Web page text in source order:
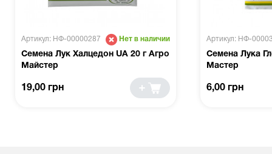
Артикул: НФ-00000287 Нет в наличии
Семена Лук Халцедон UA 20 г Агро
Майстер
19,00 грн
Артикул: НФ-
Семена Лука
Мастер
6,00 грн